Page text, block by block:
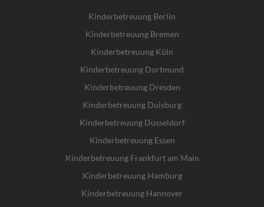
Kinderbetreuung Berlin
Kinderbetreuung Bremen
Kinderbetreuung Köln
Kinderbetreuung Dortmund
Kinderbetreuung Dresden
Kinderbetreuung Duisburg
Kinderbetreuung Düsseldorf
Kinderbetreuung Essen
Kinderbetreuung Frankfurt am Main
Kinderbetreuung Hamburg
Kinderbetreuung Hannover